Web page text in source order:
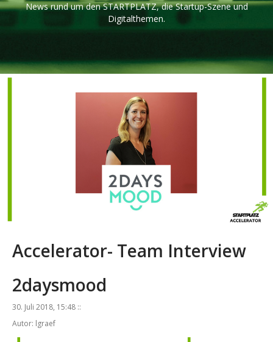
News rund um den STARTPLATZ, die Startup-Szene und
Digitalthemen.
Accelerator- Team Interview
2daysmood
30. Juli 2018, 15:48 ::
Autor: lgraef